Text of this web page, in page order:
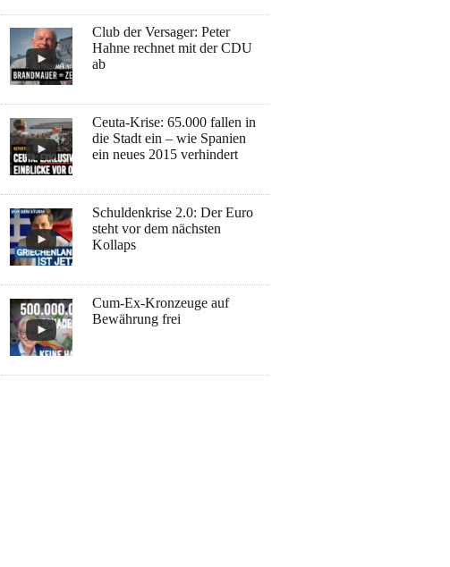
Club der Versager: Peter
Hahne rechnet mit der CDU
ab
Ceuta-Krise: 65.000 fallen in
die Stadt ein – wie Spanien
ein neues 2015 verhindert
Schuldenkrise 2.0: Der Euro
steht vor dem nächsten
Kollaps
Cum-Ex-Kronzeuge auf
Bewährung frei